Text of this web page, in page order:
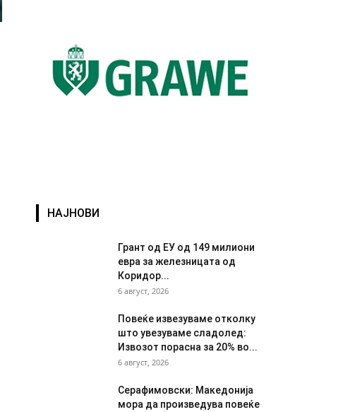
НАЈНОВИ
Грант од ЕУ од 149 милиони
евра за железницата од
Коридор...
6 август, 2026
Повеќе извезуваме отколку
што увезуваме сладолед:
Извозот порасна за 20% во...
6 август, 2026
Серафимовски: Македонија
мора да произведува повеќе